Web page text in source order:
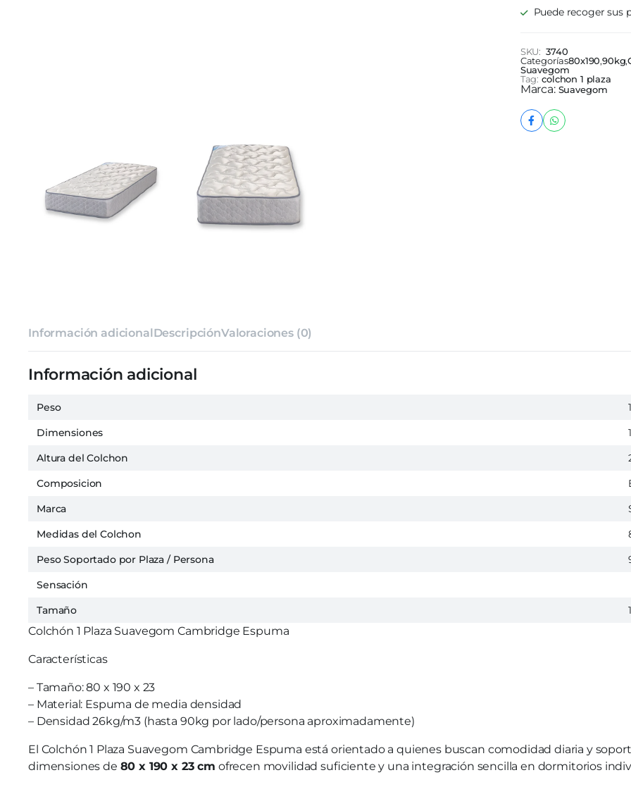
Puede recoger sus
SKU: 3740
Categorías80x190,90kg,
Suavegom
Tag: colchon 1 plaza
Marca: Suavegom
Información adicionalDescripciónValoraciones (0)
Información adicional
Peso
Dimensiones
Altura del Colchon
Composicion
Marca
Medidas del Colchon
Peso Soportado por Plaza / Persona
Sensación
Tamaño
Colchón 1 Plaza Suavegom Cambridge Espuma
Características
– Tamaño: 80 x 190 x 23
– Material: Espuma de media densidad
– Densidad 26kg/m3 (hasta 90kg por lado/persona aproximadamente)
El Colchón 1 Plaza Suavegom Cambridge Espuma está orientado a quienes buscan comodidad diaria y
dimensiones de 80 x 190 x 23 cm ofrecen movilidad suficiente y una integración sencilla en dormitorios